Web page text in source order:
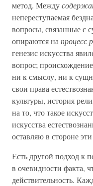
метод. Между
непереступаемая
вопросы, связанные с
опираются на процесс
генезис искусства
вопрос;
ни к смыслу, ни к
свои права
культуры, история
на то, что такое
искусства
оставляю в стороне
Есть другой подход к
в очевидности факта,
действительность.